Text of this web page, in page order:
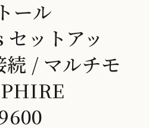
ール
ットアッ
/ マルチモ